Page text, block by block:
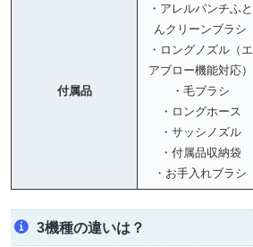
付属品
・アレルパンチふと
んクリーンブラシ
・ロングノズル（エ
アブロー機能対応）
・毛ブラシ
・ロングホース
・サッシノズル
・付属品収納袋
・お手入れブラシ
3機種の違いは？